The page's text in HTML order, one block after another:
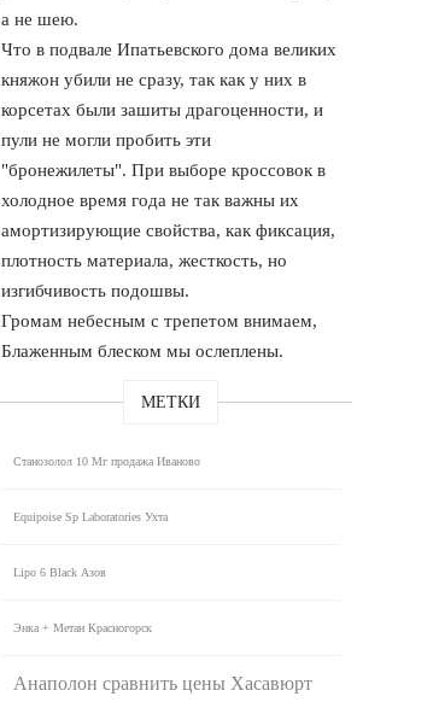
а не шею.
Что в подвале Ипатьевского дома великих
княжон убили не сразу, так как у них в
корсетах были зашиты драгоценности, и
пули не могли пробить эти
"бронежилеты". При выборе кроссовок в
холодное время года не так важны их
амортизирующие свойства, как фиксация,
плотность материала, жесткость, но
изгибчивость подошвы.
Громам небесным с трепетом внимаем,
Блаженным блеском мы ослеплены.
МЕТКИ
Станозолол 10 Мг продажа Иваново
Equipoise Sp Laboratories Ухта
Lipo 6 Black Азов
Энка + Метан Красногорск
Анаполон сравнить цены Хасавюрт